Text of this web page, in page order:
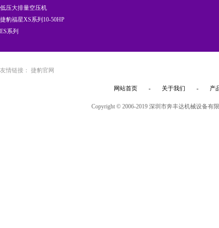
低压大排量空压机
捷豹福星XS系列10-50HP
ES系列
友情链接： 捷豹官网
网站首页 - 关于我们 - 产
Copyright © 2006-2019 深圳市奔丰达机械设备有